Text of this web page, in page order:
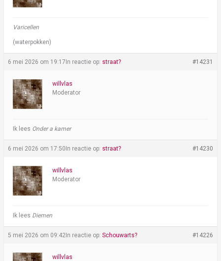
Varicellen
(waterpokken)
6 mei 2026 om 19:17In reactie op: straat? #14231
willvlas
Moderator
Ik lees Onder a kamer
6 mei 2026 om 17:50In reactie op: straat? #14230
willvlas
Moderator
Ik lees Diemen
5 mei 2026 om 09:42In reactie op:Schouwarts? #14226
willvlas